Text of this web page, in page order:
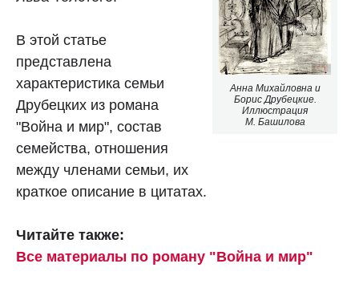
Анна Михайловна и
Борис Друбецкие.
Иллюстрация
М. Башилова
В этой статье
представлена
характеристика семьи
Друбецких из романа
"Война и мир", состав
семейства, отношения
между членами семьи, их
краткое описание в цитатах.
Читайте также:
Все материалы по роману "Война и мир"